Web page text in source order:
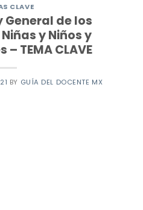
CLAVE
General de los
y Niños y
TEMA CLAVE
BY GUÍA DEL DOCENTE MX